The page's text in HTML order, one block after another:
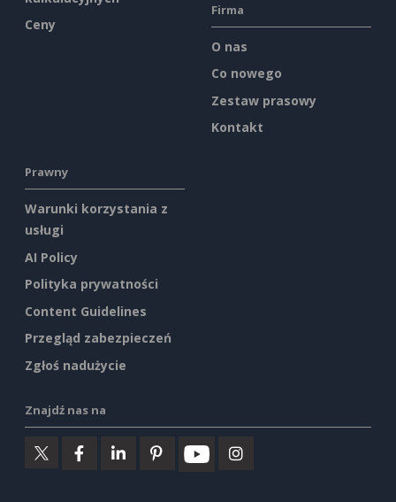
Ceny
Firma
O nas
Co nowego
Zestaw prasowy
Kontakt
Prawny
Warunki korzystania z
usługi
AI Policy
Polityka prywatności
Content Guidelines
Przegląd zabezpieczeń
Zgłoś nadużycie
Znajdź nas na